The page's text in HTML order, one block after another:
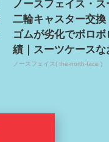
ノースフェイス・
二輪キャスター交換
ゴムが劣化でボロ
績｜スーツケースな
ノースフェイス( the-north-face )